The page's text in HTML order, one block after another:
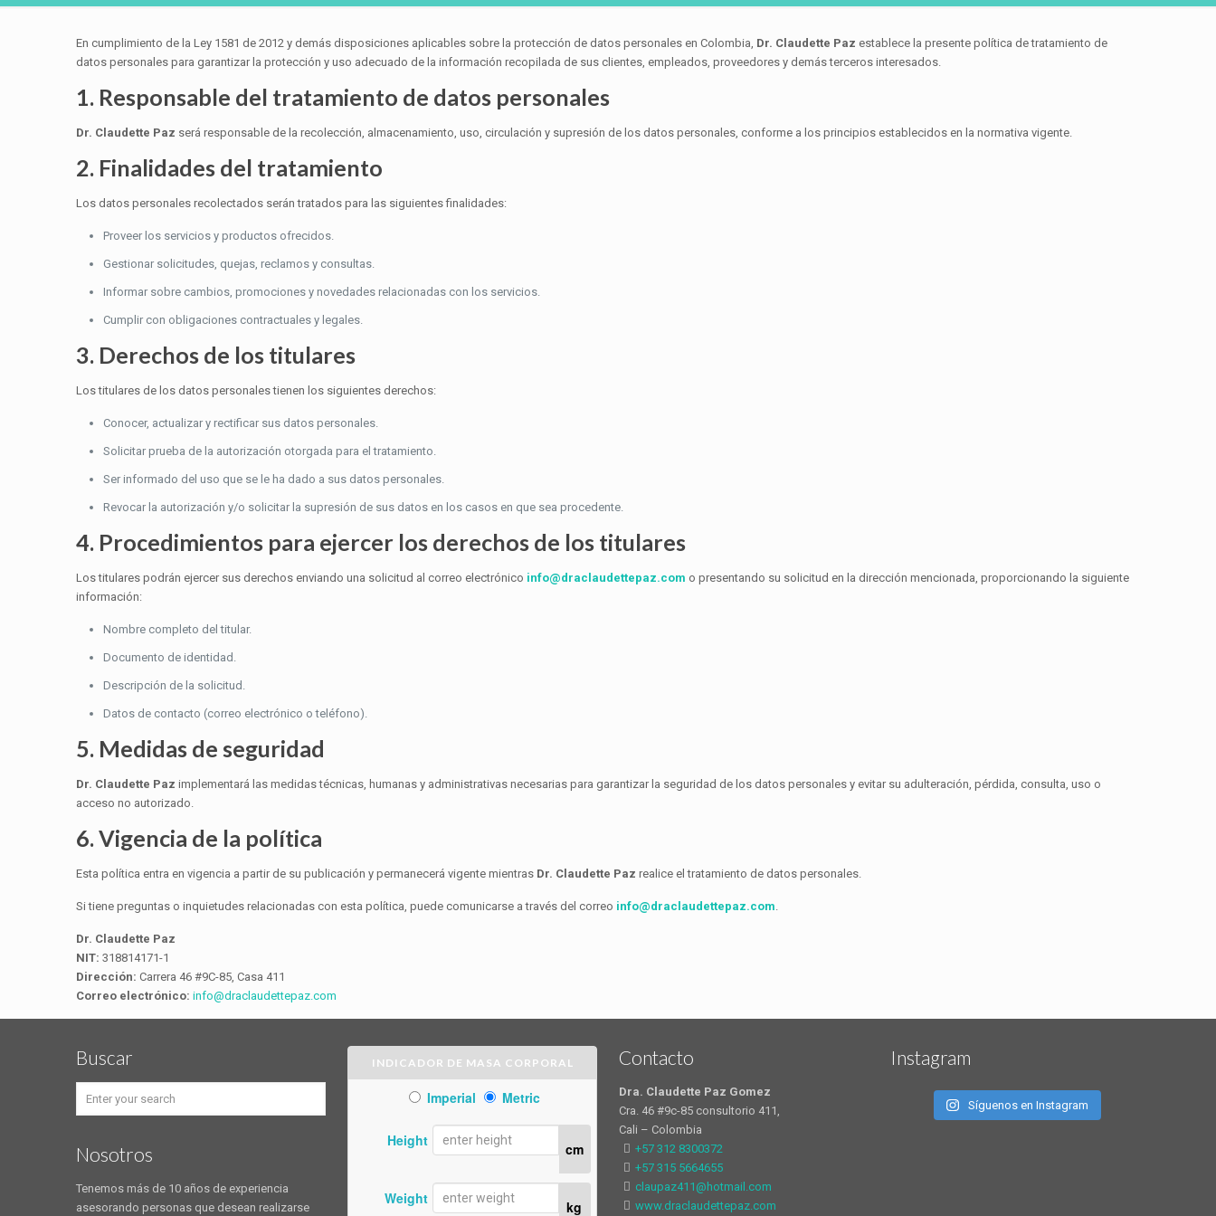
En cumplimiento de la Ley 1581 de 2012 y demás disposiciones aplicables sobre la protección de datos personales en Colombia, Dr. Claudette Paz establece la presente política de tratamiento de
datos personales para garantizar la protección y uso adecuado de la información recopilada de sus clientes, empleados, proveedores y demás terceros interesados.
1. Responsable del tratamiento de datos personales
Dr. Claudette Paz será responsable de la recolección, almacenamiento, uso, circulación y supresión de los datos personales, conforme a los principios establecidos en la normativa vigente.
2. Finalidades del tratamiento
Los datos personales recolectados serán tratados para las siguientes finalidades:
Proveer los servicios y productos ofrecidos.
Gestionar solicitudes, quejas, reclamos y consultas.
Informar sobre cambios, promociones y novedades relacionadas con los servicios.
Cumplir con obligaciones contractuales y legales.
3. Derechos de los titulares
Los titulares de los datos personales tienen los siguientes derechos:
Conocer, actualizar y rectificar sus datos personales.
Solicitar prueba de la autorización otorgada para el tratamiento.
Ser informado del uso que se le ha dado a sus datos personales.
Revocar la autorización y/o solicitar la supresión de sus datos en los casos en que sea procedente.
4. Procedimientos para ejercer los derechos de los titulares
Los titulares podrán ejercer sus derechos enviando una solicitud al correo electrónico info@draclaudettepaz.com o presentando su solicitud en la dirección mencionada, proporcionando la siguiente
información:
Nombre completo del titular.
Documento de identidad.
Descripción de la solicitud.
Datos de contacto (correo electrónico o teléfono).
5. Medidas de seguridad
Dr. Claudette Paz implementará las medidas técnicas, humanas y administrativas necesarias para garantizar la seguridad de los datos personales y evitar su adulteración, pérdida, consulta, uso o
acceso no autorizado.
6. Vigencia de la política
Esta política entra en vigencia a partir de su publicación y permanecerá vigente mientras Dr. Claudette Paz realice el tratamiento de datos personales.
Si tiene preguntas o inquietudes relacionadas con esta política, puede comunicarse a través del correo info@draclaudettepaz.com.
Dr. Claudette Paz
NIT: 318814171-1
Dirección: Carrera 46 #9C-85, Casa 411
Correo electrónico: info@draclaudettepaz.com
Buscar
Nosotros
Tenemos más de 10 años de experiencia
asesorando personas que desean realizarse
INDICADOR DE MASA CORPORAL
Imperial Metric
Height cm
Weight kg
Contacto
Dra. Claudette Paz Gomez
Cra. 46 #9c-85 consultorio 411,
Cali – Colombia
+57 312 8300372
+57 315 5664655
claupaz411@hotmail.com
www.draclaudettepaz.com
Instagram
Síguenos en Instagram